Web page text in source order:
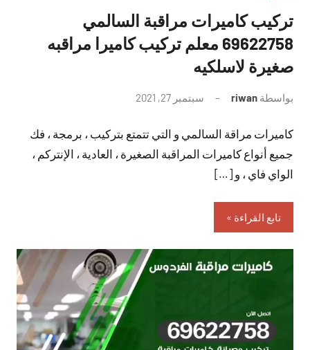
تركيب كاميرات مراقبة السالمي
69622758 معلم تركيب كاميرا مراقبه
صغيرة لاسلكيه
بواسطة riwan سبتمبر 27, 2021
تعليقات
كاميرات مراقة السالمي و التي تتمتع بتركيب ، برمجة ، فك
جميع أنواع كاميرات المراقبة الصغيرة ، العادية ، الإنتركم ،
الواي فاي ، و […]
تابع القراءة